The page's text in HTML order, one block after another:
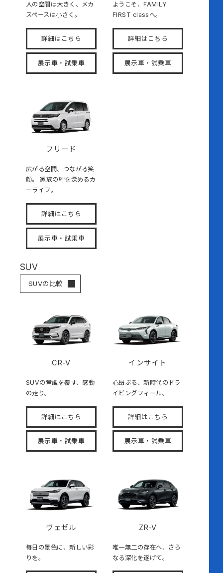
人の空間は大きく、メカ
スペースは小さく。
詳細はこちら
展示車・試乗車
ようこそ、FAMILY
FIRST classへ。
詳細はこちら
展示車・試乗車
フリード
広がる空間、つながる笑
顔。 家族の絆を深めるカ
ーライフ。
詳細はこちら
展示車・試乗車
SUV
SUVの比較
CR-V
SUVの常識を覆す、感動
の走り。
詳細はこちら
展示車・試乗車
インサイト
心昂ぶる、新時代のドラ
イビングフィール。
詳細はこちら
展示車・試乗車
ヴェゼル
毎日の景色に、新しい彩
りを。
ZR-V
唯一無二の存在へ、さら
なる深化を遂げて。